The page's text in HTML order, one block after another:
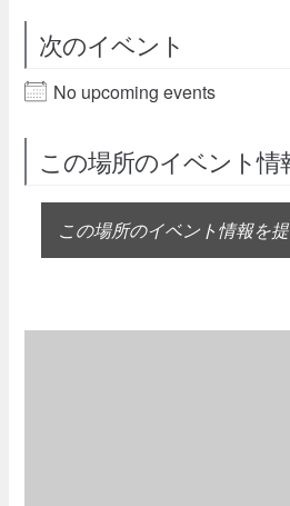
次のイベント
No upcoming events
この場所のイベント情
この場所のイベント情報を